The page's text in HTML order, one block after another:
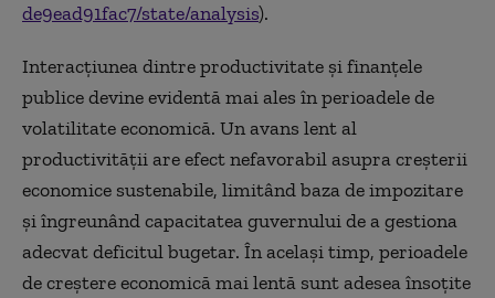
de9ead91fac7/state/analysis).
Interacțiunea dintre productivitate și finanțele
publice devine evidentă mai ales în perioadele de
volatilitate economică. Un avans lent al
productivității are efect nefavorabil asupra creșterii
economice sustenabile, limitând baza de impozitare
și îngreunând capacitatea guvernului de a gestiona
adecvat deficitul bugetar. În același timp, perioadele
de creștere economică mai lentă sunt adesea însoțite